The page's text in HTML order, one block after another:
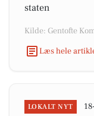
staten
Kilde: Gentofte
Læs hele
LOKALT NYT